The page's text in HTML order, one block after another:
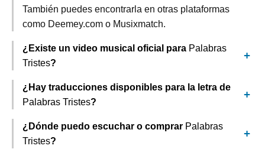
También puedes encontrarla en otras plataformas
como Deemey.com o Musixmatch.
¿Existe un video musical oficial para Palabras
Tristes?
¿Hay traducciones disponibles para la letra de
Palabras Tristes?
¿Dónde puedo escuchar o comprar Palabras
Tristes?